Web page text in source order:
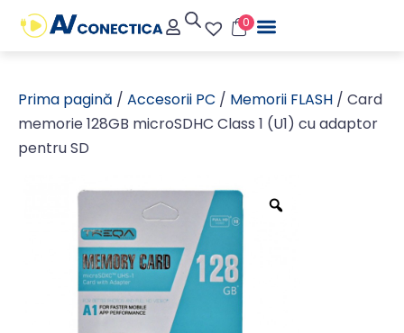
0
Prima pagină / Accesorii PC / Memorii FLASH / Card
memorie 128GB microSDHC Class 1 (U1) cu adaptor
pentru SD